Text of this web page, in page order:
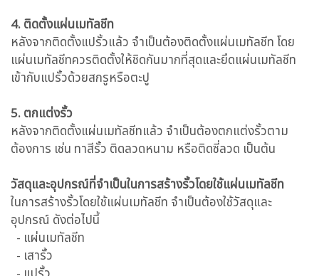
4. ติดตั้งแผ่นเมทัลชีท
หลังจากติดตั้งแปรั้วแล้ว จำเป็นต้องติดตั้งแผ่นเมทัลชีท โดย
แผ่นเมทัลชีทควรติดตั้งให้ชิดกันมากที่สุดและยึดแผ่นเมทัลชีท
เข้ากับแปรั้วด้วยสกรูหรือตะปู
5. ตกแต่งรั้ว
หลังจากติดตั้งแผ่นเมทัลชีทแล้ว จำเป็นต้องตกแต่งรั้วตาม
ต้องการ เช่น ทาสีรั้ว ติดลวดหนาม หรือติดซี่ลวด เป็นต้น
วัสดุและอุปกรณ์ที่จำเป็นในการสร้างรั้วโดยใช้แผ่นเมทัลชีท
ในการสร้างรั้วโดยใช้แผ่นเมทัลชีท จำเป็นต้องใช้วัสดุและ
อุปกรณ์ ดังต่อไปนี้
- แผ่นเมทัลชีท
- เสารั้ว